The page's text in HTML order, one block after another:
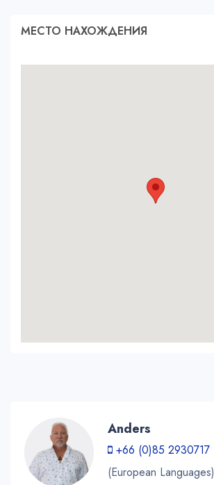
МЕСТО НАХОЖДЕНИЯ
Anders
+66 (0)85 2930717
(European Languages)